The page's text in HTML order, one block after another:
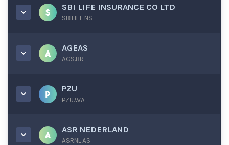
SBI LIFE INSURANCE CO LTD
SBILIFE.NS
AGEAS
AGS.BR
PZU
PZU.WA
ASR NEDERLAND
ASRNL.AS